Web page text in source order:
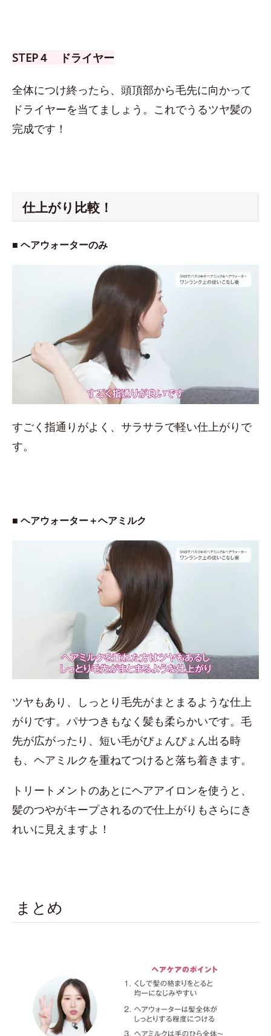
STEP４ ドライヤー
全体につけ終ったら、頭頂部から毛先に向かって
ドライヤーを当てましょう。これでうるツヤ髪の
完成です！
仕上がり比較！
■ ヘアウォーターのみ
すごく指通りがよく、サラサラで軽い仕上がりで
す。
■ ヘアウォーター＋ヘアミルク
ツヤもあり、しっとり毛先がまとまるような仕上
がりです。パサつきもなく髪も柔らかいです。毛
先が広がったり、短い毛がぴょんぴょん出る時
も、ヘアミルクを重ねてつけると落ち着きます。
トリートメントのあとにヘアアイロンを使うと、
髪のつやがキープされるので仕上がりもさらにき
れいに見えますよ！
まとめ